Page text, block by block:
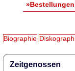
Biographie
Zeitgenossen